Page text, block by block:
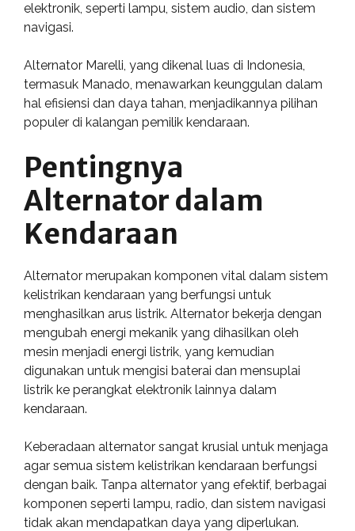
elektronik, seperti lampu, sistem audio, dan sistem
navigasi.
Alternator Marelli, yang dikenal luas di Indonesia,
termasuk Manado, menawarkan keunggulan dalam
hal efisiensi dan daya tahan, menjadikannya pilihan
populer di kalangan pemilik kendaraan.
Pentingnya
Alternator dalam
Kendaraan
Alternator merupakan komponen vital dalam sistem
kelistrikan kendaraan yang berfungsi untuk
menghasilkan arus listrik. Alternator bekerja dengan
mengubah energi mekanik yang dihasilkan oleh
mesin menjadi energi listrik, yang kemudian
digunakan untuk mengisi baterai dan mensuplai
listrik ke perangkat elektronik lainnya dalam
kendaraan.
Keberadaan alternator sangat krusial untuk menjaga
agar semua sistem kelistrikan kendaraan berfungsi
dengan baik. Tanpa alternator yang efektif, berbagai
komponen seperti lampu, radio, dan sistem navigasi
tidak akan mendapatkan daya yang diperlukan.